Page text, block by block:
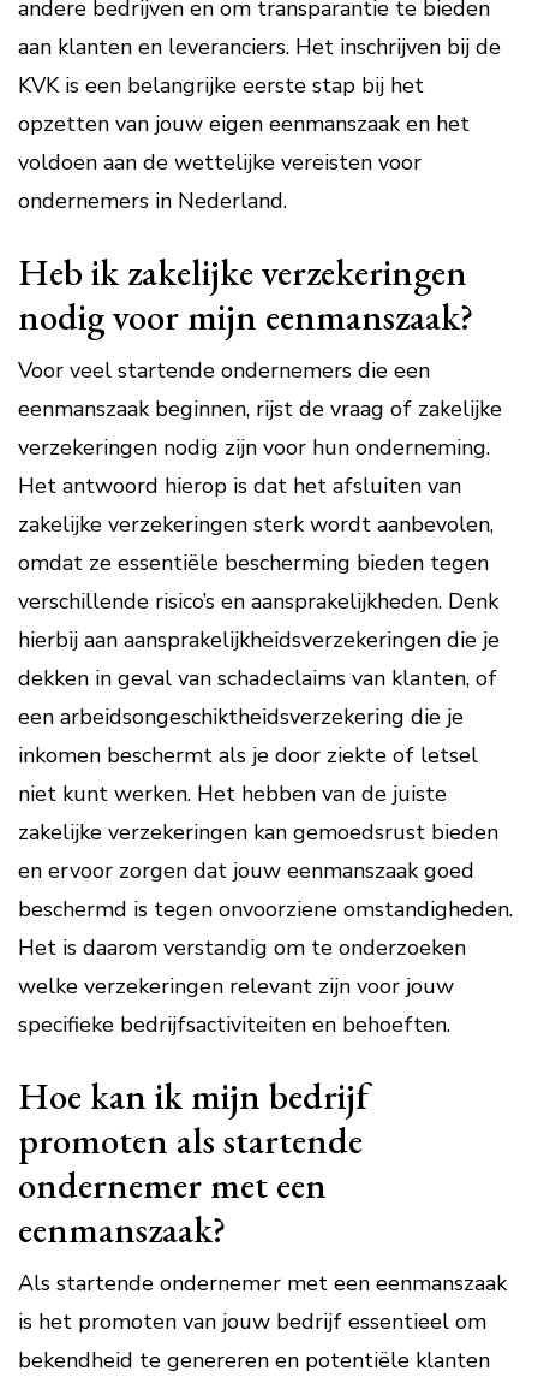
andere bedrijven en om transparantie te bieden
aan klanten en leveranciers. Het inschrijven bij de
KVK is een belangrijke eerste stap bij het
opzetten van jouw eigen eenmanszaak en het
voldoen aan de wettelijke vereisten voor
ondernemers in Nederland.
Heb ik zakelijke verzekeringen
nodig voor mijn eenmanszaak?
Voor veel startende ondernemers die een
eenmanszaak beginnen, rijst de vraag of zakelijke
verzekeringen nodig zijn voor hun onderneming.
Het antwoord hierop is dat het afsluiten van
zakelijke verzekeringen sterk wordt aanbevolen,
omdat ze essentiële bescherming bieden tegen
verschillende risico’s en aansprakelijkheden. Denk
hierbij aan aansprakelijkheidsverzekeringen die je
dekken in geval van schadeclaims van klanten, of
een arbeidsongeschiktheidsverzekering die je
inkomen beschermt als je door ziekte of letsel
niet kunt werken. Het hebben van de juiste
zakelijke verzekeringen kan gemoedsrust bieden
en ervoor zorgen dat jouw eenmanszaak goed
beschermd is tegen onvoorziene omstandigheden.
Het is daarom verstandig om te onderzoeken
welke verzekeringen relevant zijn voor jouw
specifieke bedrijfsactiviteiten en behoeften.
Hoe kan ik mijn bedrijf
promoten als startende
ondernemer met een
eenmanszaak?
Als startende ondernemer met een eenmanszaak
is het promoten van jouw bedrijf essentieel om
bekendheid te genereren en potentiële klanten